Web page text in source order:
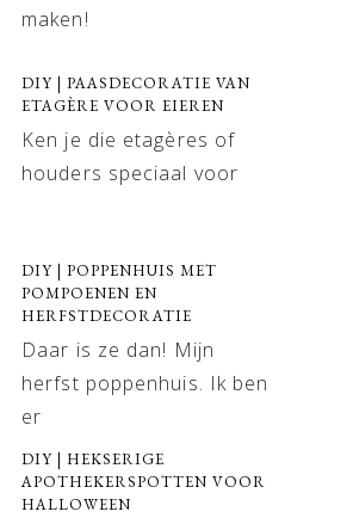
maken!
DIY | PAASDECORATIE VAN
ETAGÈRE VOOR EIEREN
Ken je die etagères of
houders speciaal voor
DIY | POPPENHUIS MET
POMPOENEN EN
HERFSTDECORATIE
Daar is ze dan! Mijn
herfst poppenhuis. Ik ben
er
DIY | HEKSERIGE
APOTHEKERSPOTTEN VOOR
HALLOWEEN